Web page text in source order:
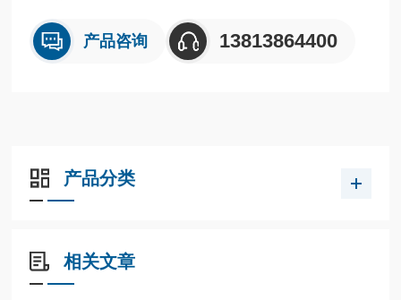
4、耐强酸强碱，耐各种有机及无机化学溶剂，丙酮、醇类等
各种腐蚀性溶剂；
产品咨询 13813864400
产品分类
相关文章